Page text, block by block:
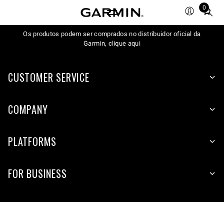
0
Total
items
in
Os produtos podem ser comprados no distribuidor oficial da
Garmin, clique aqui
CUSTOMER SERVICE
COMPANY
PLATFORMS
FOR BUSINESS